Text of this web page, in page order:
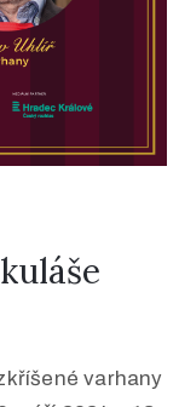
varhany